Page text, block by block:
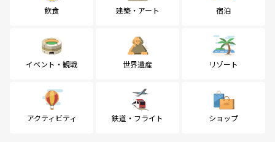
飲食 建築・アート 宿泊
イベント・観戦 世界遺産 リゾート
アクティビティ 鉄道・フライト ショップ